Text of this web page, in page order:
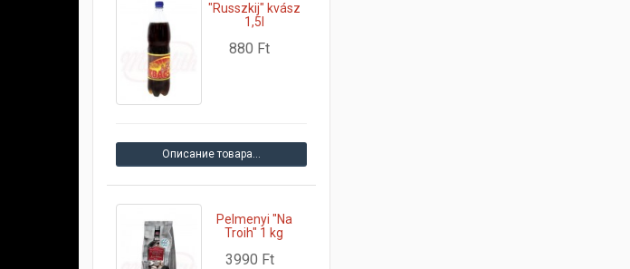
"Russzkij" kvász
1,5l
880 Ft
Описание товара…
Pelmenyi "Na
Troih" 1 kg
3990 Ft